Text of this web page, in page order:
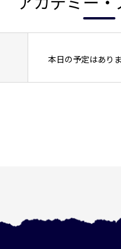
本日の予定はありま